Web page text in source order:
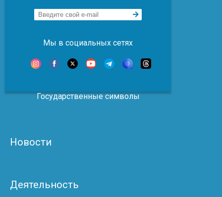
Мы в социальных сетях
Государственные символы
Новости
Деятельность